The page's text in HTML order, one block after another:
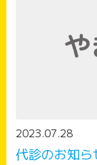
2023.07.28
代診のお知ら